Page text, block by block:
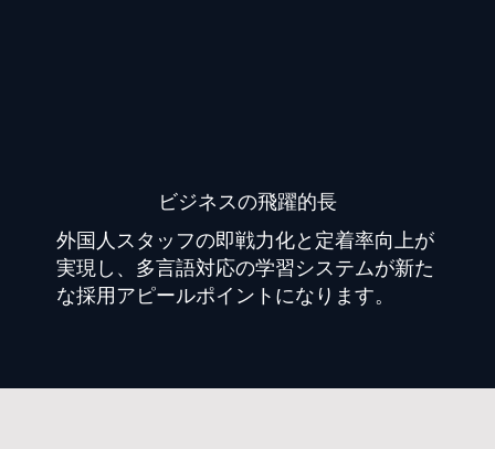
​ビジネスの飛躍的長
外国人スタッフの即戦力化と定着率向上が
実現し、多言語対応の学習システムが新た
な採用アピールポイントになります。